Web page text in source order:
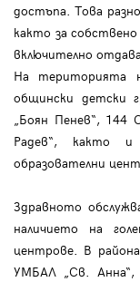
достъпа. Това
както за
включително
На територията
общински детски
„Боян Пенев“, 144
Радев“, както и
образователни
Здравното
наличието на
центрове. В
УМБАЛ „Св.